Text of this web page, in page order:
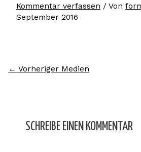
Kommentar verfassen / Von
September 2016
← Vorheriger Medien
SCHREIBE EINEN KOMMENTAR